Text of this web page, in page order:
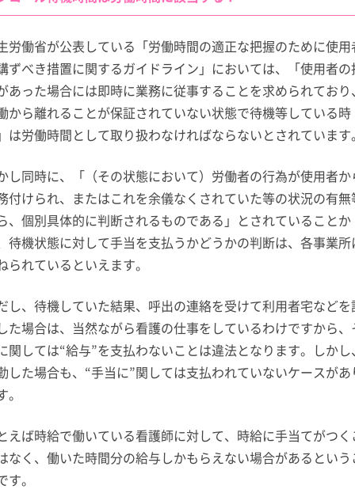
労働省が公表している「労働時間の適正な把握のために使用
ずべき措置に関するガイドライン」においては、「使用者の
あった場合には即時に業務に従事することを求められており
から離れることが保証されていない状態で待機等している時
は労働時間として取り扱わなければならないとされています
し同時に、「（その状態において）労働者の行為が使用者か
付けられ、またはこれを余儀なくされていた等の状況の有無
、個別具体的に判断されるものである」とされていることか
待機状態に対して手当を支払うかどうかの判断は、各事業所
られているといえます。
し、待機していた結果、呼出の連絡を受けて利用者宅などを
た場合は、当然ながら看護の仕事をしているわけですから、
関しては“給与”を支払わないことは違法となります。しかし
した場合も、“手当に”関しては支払われていないケースがあ
。
えば時給で働いている看護師に対して、時給に手当てがつく
なく、働いた時間分の給与しかもらえない場合があるという
す。